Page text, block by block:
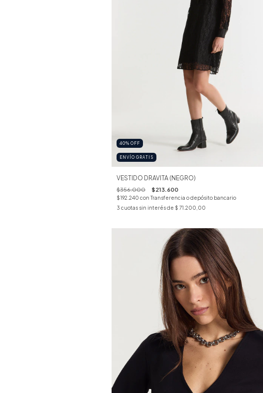
40% OFF
ENVÍO GRATIS
VESTIDO DRAVITA (NEGRO)
$356.000 $213.600
$192.240 con Transferencia o depósito bancario
3 cuotas sin interés de $ 71.200,00